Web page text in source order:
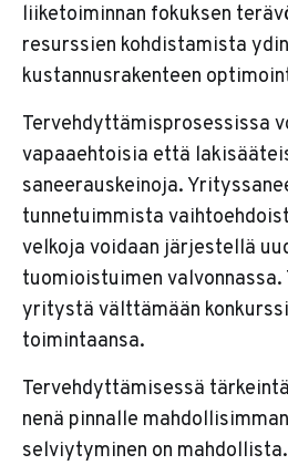
liiketoiminnan fokuksen
resurssien kohdistamista
kustannusrakenteen
Tervehdyttämisprosessissa
vapaaehtoisia että
saneerauskeinoja.
tunnetuimmista
velkoja voidaan järjestellä
tuomioistuimen valvonnassa.
yritystä välttämään
toimintaansa.
Tervehdyttämisessä
nenä pinnalle
selviytyminen on